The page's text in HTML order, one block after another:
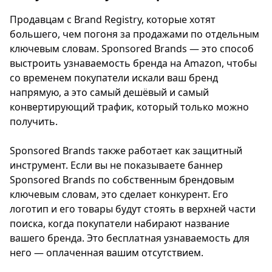
Продавцам с Brand Registry, которые хотят
большего, чем погоня за продажами по отдельным
ключевым словам. Sponsored Brands — это способ
выстроить узнаваемость бренда на Amazon, чтобы
со временем покупатели искали ваш бренд
напрямую, а это самый дешёвый и самый
конвертирующий трафик, который только можно
получить.
Sponsored Brands также работает как защитный
инструмент. Если вы не показываете баннер
Sponsored Brands по собственным брендовым
ключевым словам, это сделает конкурент. Его
логотип и его товары будут стоять в верхней части
поиска, когда покупатели набирают название
вашего бренда. Это бесплатная узнаваемость для
него — оплаченная вашим отсутствием.